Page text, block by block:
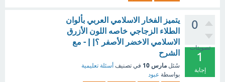
0
تصويتات
1
إجابة
يتميز الفخار الاسلامي العربي بألوان
الطلاء الزجاجي خاصه اللون الأزرق
الاسلامي الاخضر الأصفر ؟| | - مع
الشرح
سُئل مارس 10 في تصنيف أسئلة تعليمية
بواسطة عبود